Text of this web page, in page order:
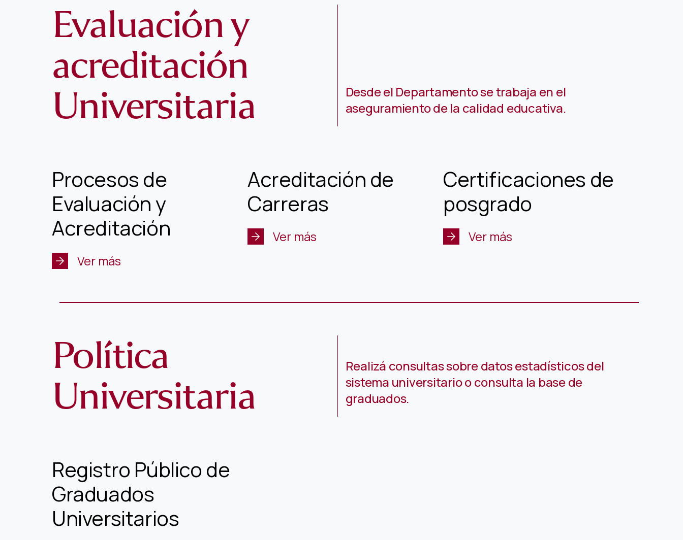
Evaluación y
acreditación
Universitaria
Desde el Departamento se trabaja en el
aseguramiento de la calidad educativa.
Procesos de
Evaluación y
Acreditación
Ver más
Acreditación de
Carreras
Ver más
Certificaciones de
posgrado
Ver más
Política
Universitaria
Realizá consultas sobre datos estadísticos del
sistema universitario o consulta la base de
graduados.
Registro Público de
Graduados
Universitarios